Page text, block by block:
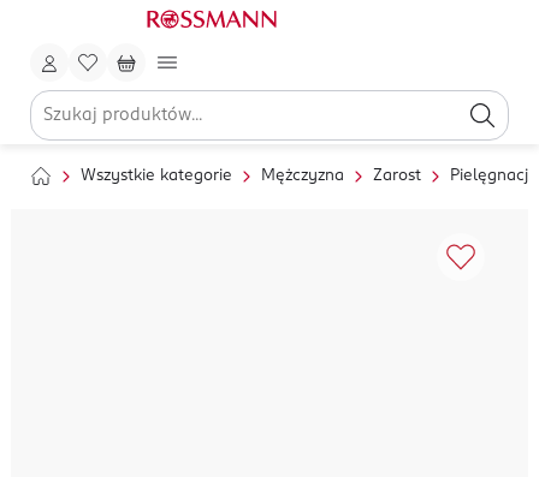
Wszystkie kategorie Mężczyzna Zarost